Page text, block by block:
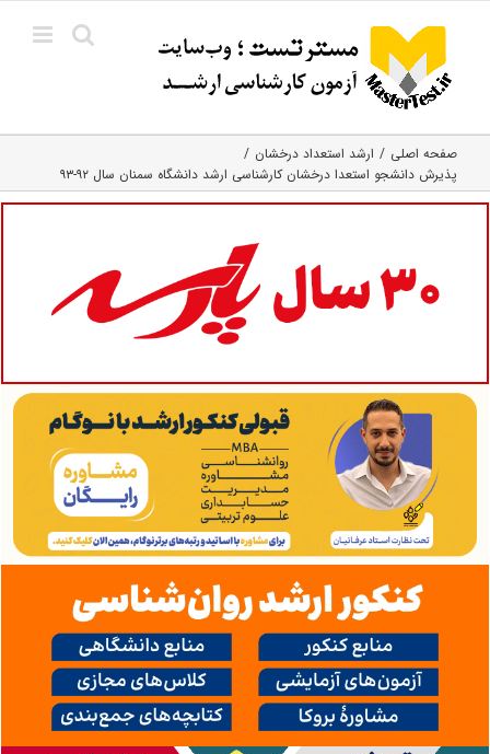
content
صفحه اصلی
ارشد استعداد درخشان
پذیرش دانشجو استعدا درخشان کارشناسی ارشد دانشگاه سمنان سال ۹۲-۹۳